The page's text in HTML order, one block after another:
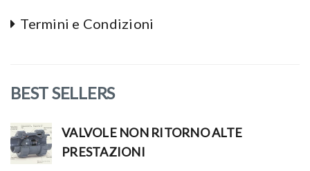
Termini e Condizioni
BEST SELLERS
VALVOLE NON RITORNO ALTE
PRESTAZIONI